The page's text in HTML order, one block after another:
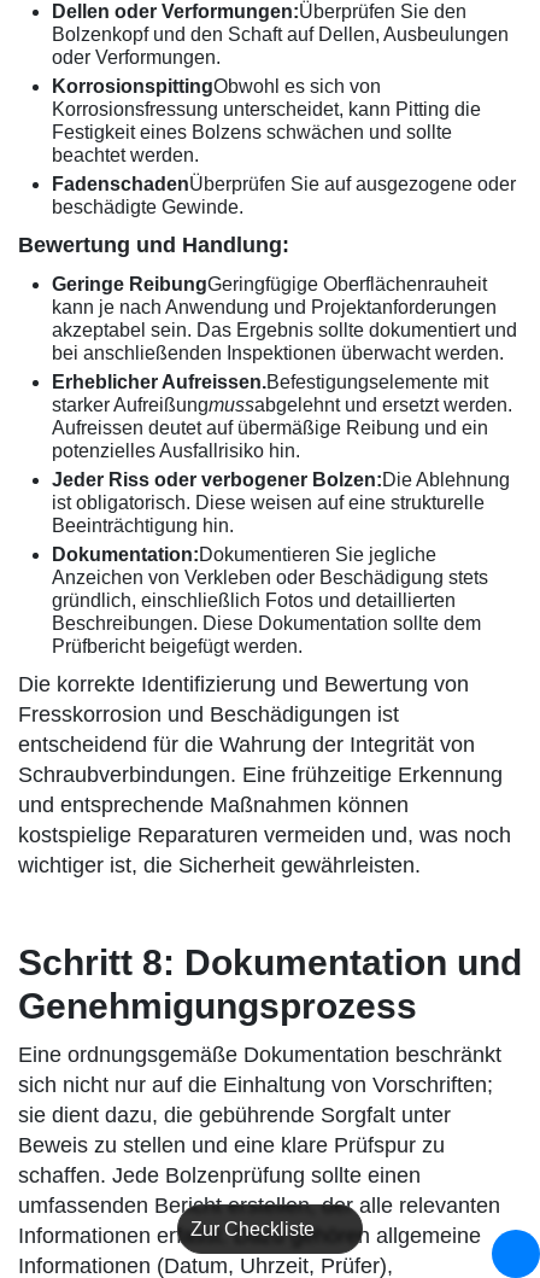
Zur Checkliste
Dellen oder Verformungen:Überprüfen Sie den
Bolzenkopf und den Schaft auf Dellen, Ausbeulungen
oder Verformungen.
KorrosionspittingObwohl es sich von
Korrosionsfressung unterscheidet, kann Pitting die
Festigkeit eines Bolzens schwächen und sollte
beachtet werden.
FadenschadenÜberprüfen Sie auf ausgezogene oder
beschädigte Gewinde.
Bewertung und Handlung:
Geringe ReibungGeringfügige Oberflächenrauheit
kann je nach Anwendung und Projektanforderungen
akzeptabel sein. Das Ergebnis sollte dokumentiert und
bei anschließenden Inspektionen überwacht werden.
Erheblicher Aufreissen.Befestigungselemente mit
starker Aufreißungmussabgelehnt und ersetzt werden.
Aufreissen deutet auf übermäßige Reibung und ein
potenzielles Ausfallrisiko hin.
Jeder Riss oder verbogener Bolzen:Die Ablehnung
ist obligatorisch. Diese weisen auf eine strukturelle
Beeinträchtigung hin.
Dokumentation:Dokumentieren Sie jegliche
Anzeichen von Verkleben oder Beschädigung stets
gründlich, einschließlich Fotos und detaillierten
Beschreibungen. Diese Dokumentation sollte dem
Prüfbericht beigefügt werden.
Die korrekte Identifizierung und Bewertung von
Fresskorrosion und Beschädigungen ist
entscheidend für die Wahrung der Integrität von
Schraubverbindungen. Eine frühzeitige Erkennung
und entsprechende Maßnahmen können
kostspielige Reparaturen vermeiden und, was noch
wichtiger ist, die Sicherheit gewährleisten.
Schritt 8: Dokumentation und
Genehmigungsprozess
Eine ordnungsgemäße Dokumentation beschränkt
sich nicht nur auf die Einhaltung von Vorschriften;
sie dient dazu, die gebührende Sorgfalt unter
Beweis zu stellen und eine klare Prüfspur zu
schaffen. Jede Bolzenprüfung sollte einen
umfassenden Bericht erstellen, der alle relevanten
Informationen erfasst. Dazu gehören allgemeine
Informationen (Datum, Uhrzeit, Prüfer),